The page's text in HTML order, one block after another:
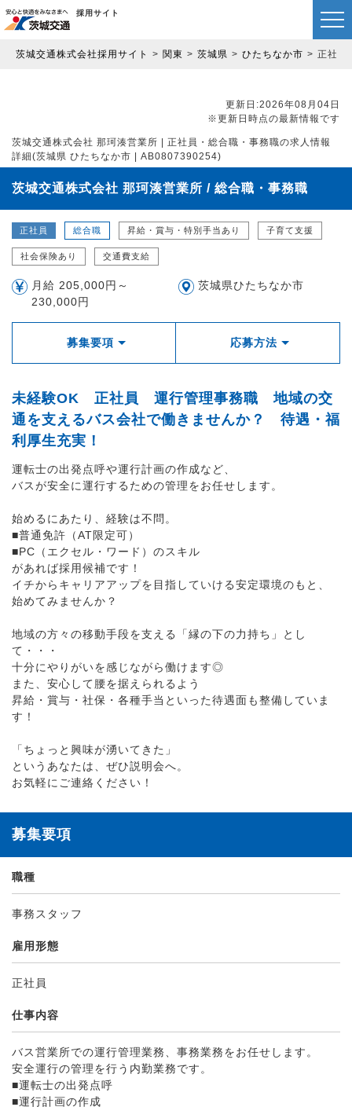
採用サイト
茨城交通株式会社採用サイト 関東 茨城県 ひたちなか市 正社員
更新日:2026年08月04日
※更新日時点の最新情報です
茨城交通株式会社 那珂湊営業所 | 正社員・総合職・事務職の求人情報
詳細(茨城県 ひたちなか市 | AB0807390254)
茨城交通株式会社 那珂湊営業所 / 総合職・事務職
正社員 総合職 昇給・賞与・特別手当あり 子育て支援
社会保険あり 交通費支給
月給 205,000円～
230,000円
茨城県ひたちなか市
募集要項 応募方法
未経験OK 正社員 運行管理事務職 地域の交
通を支えるバス会社で働きませんか？ 待遇・福
利厚生充実！
運転士の出発点呼や運行計画の作成など、
バスが安全に運行するための管理をお任せします。
始めるにあたり、経験は不問。
■普通免許（AT限定可）
■PC（エクセル・ワード）のスキル
があれば採用候補です！
イチからキャリアアップを目指していける安定環境のもと、
始めてみませんか？
地域の方々の移動手段を支える「縁の下の力持ち」とし
て・・・
十分にやりがいを感じながら働けます◎
また、安心して腰を据えられるよう
昇給・賞与・社保・各種手当といった待遇面も整備していま
す！
「ちょっと興味が湧いてきた」
というあなたは、ぜひ説明会へ。
お気軽にご連絡ください！
募集要項
職種
事務スタッフ
雇用形態
正社員
仕事内容
バス営業所での運行管理業務、事務業務をお任せします。
安全運行の管理を行う内勤業務です。
■運転士の出発点呼
■運行計画の作成